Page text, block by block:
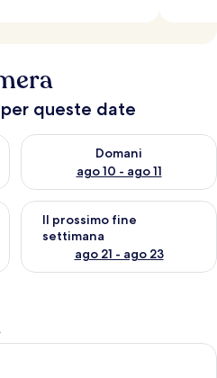
queste date
sera, ago 9 - ago 10
Domani
ago 10 - ago 11
Verifica la disponibilità per
fine settimana, ago 14 -
Il prossimo fine
settimana
ago 21 - ago 23
Verifica la disponibilità per il
Una camera d'albergo con